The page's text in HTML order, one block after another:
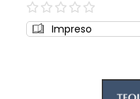
0%
Impreso